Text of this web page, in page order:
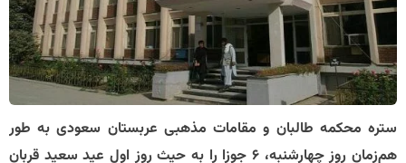
​ستره محکمه طالبان و مقامات مذهبی عربستان سعودی به طور
هم‌زمان روز چهارشنبه، ۶ جوزا را به حیث روز اول عید سعید قربان